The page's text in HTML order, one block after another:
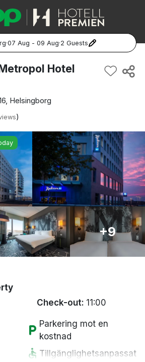
·07 Aug - 09 Aug·2 Guests
Hotel
Helsingborg
)
+9
Check-out: 11:00
local_parking Parkering mot en
kostnad
accessible Tillgänglighetsanpassat